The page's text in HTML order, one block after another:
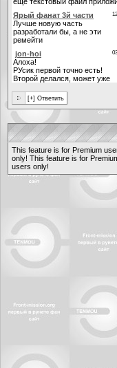
This feature is for Premium
only! This feature is for
users only!